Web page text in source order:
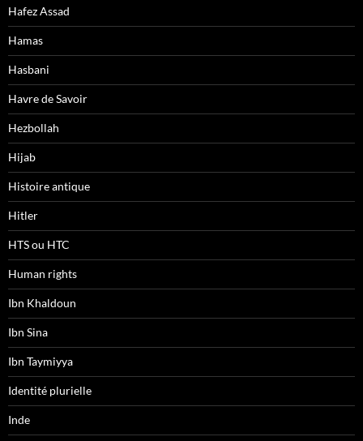
Hafez Assad
Hamas
Hasbani
Havre de Savoir
Hezbollah
Hijab
Histoire antique
Hitler
HTS ou HTC
Human rights
Ibn Khaldoun
Ibn Sina
Ibn Taymiyya
Identité plurielle
Inde